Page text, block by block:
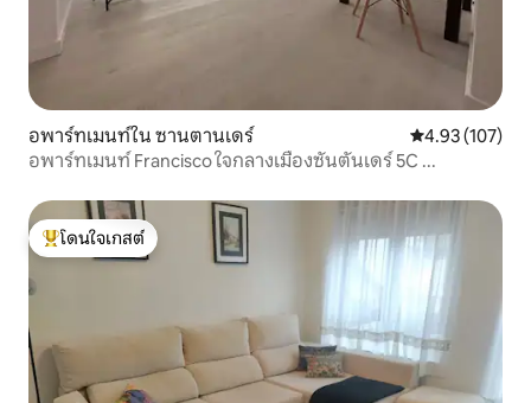
อพาร์ทเมนท์ใน ซานตานเดร์ คะแนนเฉลี่ย
4.93 (107)
อพาร์ทเมนท์ Francisco ใจกลางเมืองซันตันเดร์ 5C ...
โดนใจเกสต์ที่สุด
โดนใจเกสต์